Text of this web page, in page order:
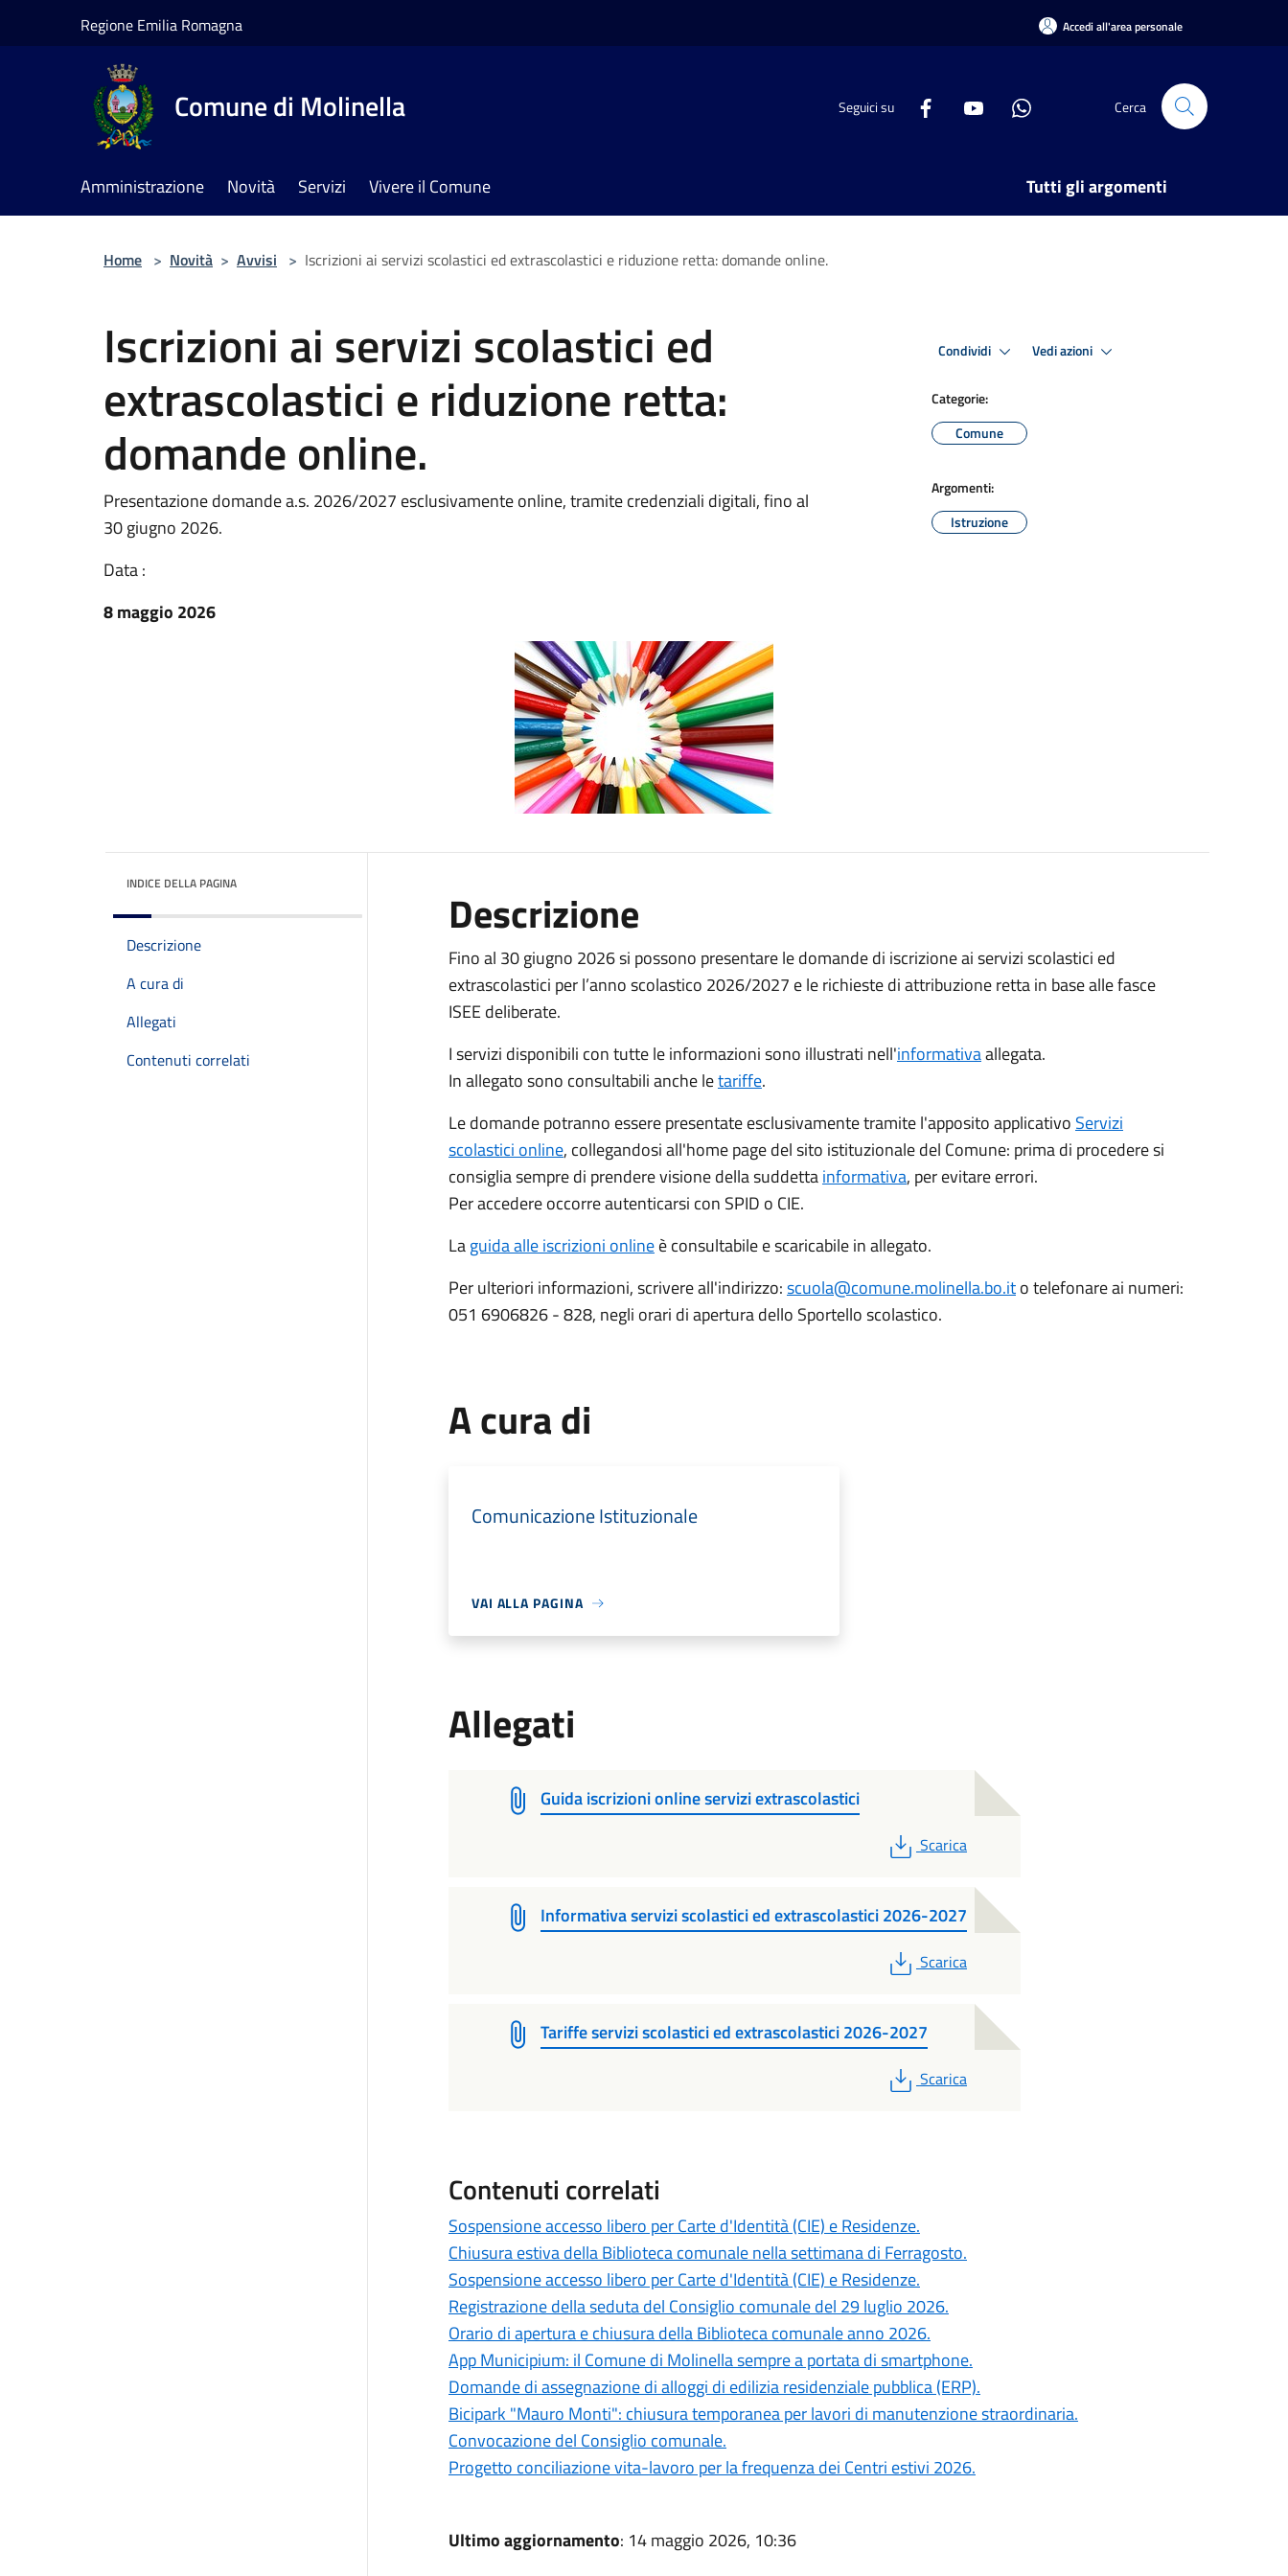
Regione Emilia Romagna Accedi all'area personale
Comune di Molinella Seguici su Cerca
Amministrazione Novità Servizi Vivere il Comune Tutti gli argomenti
Home > Novità > Avvisi > Iscrizioni ai servizi scolastici ed extrascolastici e riduzione retta: domande online.
Iscrizioni ai servizi scolastici ed
extrascolastici e riduzione retta:
domande online.
Presentazione domande a.s. 2026/2027 esclusivamente online, tramite credenziali digitali, fino al
30 giugno 2026.
Data :
8 maggio 2026
Condividi Vedi azioni
Categorie:
Comune
Argomenti:
Istruzione
INDICE DELLA PAGINA
Descrizione
A cura di
Allegati
Contenuti correlati
Descrizione
Fino al 30 giugno 2026 si possono presentare le domande di iscrizione ai servizi scolastici ed
extrascolastici per l’anno scolastico 2026/2027 e le richieste di attribuzione retta in base alle fasce
ISEE deliberate.
I servizi disponibili con tutte le informazioni sono illustrati nell'informativaallegata.
In allegato sono consultabili anche letariffe.
Le domande potranno essere presentate esclusivamente tramite l'apposito applicativo Servizi
scolastici online, collegandosi all'home page del sito istituzionale del Comune: prima di procedere si
consiglia sempre di prendere visione della suddettainformativa, per evitare errori.
Per accedere occorre autenticarsi con SPID o CIE.
Laguida alle iscrizioni onlineè consultabile e scaricabile in allegato.
Per ulteriori informazioni, scrivere all'indirizzo:scuola@comune.molinella.bo.ito telefonare ai numeri:
051 6906826 - 828, negli orari di apertura dello Sportello scolastico.
A cura di
Comunicazione Istituzionale
VAI ALLA PAGINA
Allegati
Guida iscrizioni online servizi extrascolastici
PDF
Scarica
Informativa servizi scolastici ed extrascolastici 2026-2027
PDF
Scarica
Tariffe servizi scolastici ed extrascolastici 2026-2027
PDF
Scarica
Contenuti correlati
Sospensione accesso libero per Carte d'Identità (CIE) e Residenze.
Chiusura estiva della Biblioteca comunale nella settimana di Ferragosto.
Sospensione accesso libero per Carte d'Identità (CIE) e Residenze.
Registrazione della seduta del Consiglio comunale del 29 luglio 2026.
Orario di apertura e chiusura della Biblioteca comunale anno 2026.
App Municipium: il Comune di Molinella sempre a portata di smartphone.
Domande di assegnazione di alloggi di edilizia residenziale pubblica (ERP).
Bicipark "Mauro Monti": chiusura temporanea per lavori di manutenzione straordinaria.
Convocazione del Consiglio comunale.
Progetto conciliazione vita-lavoro per la frequenza dei Centri estivi 2026.
Ultimo aggiornamento: 14 maggio 2026, 10:36